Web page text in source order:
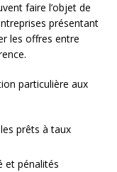
faire l’objet de
présentant
les offres entre
particulière aux
prêts à taux
et pénalités